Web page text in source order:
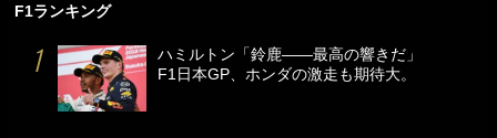
F1ランキング
ハミルトン「鈴鹿――最高の響きだ」
F1日本GP、ホンダの激走も期待大。